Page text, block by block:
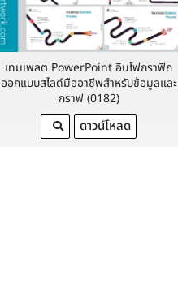
เทมเพลต PowerPoint อินโฟกราฟิก
ออกแบบสไลด์มืออาชีพสำหรับข้อมูลและ
กราฟ (0182)
ดาวน์โหลด